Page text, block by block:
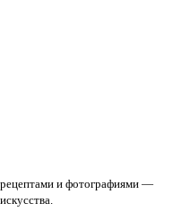
и фотографиями —